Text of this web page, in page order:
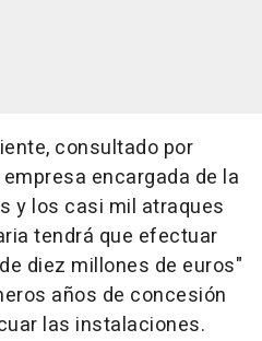
consultado por
encargada de la
y los casi mil atraques
tendrá que efectuar
diez millones de euros"
años de concesión
las instalaciones.